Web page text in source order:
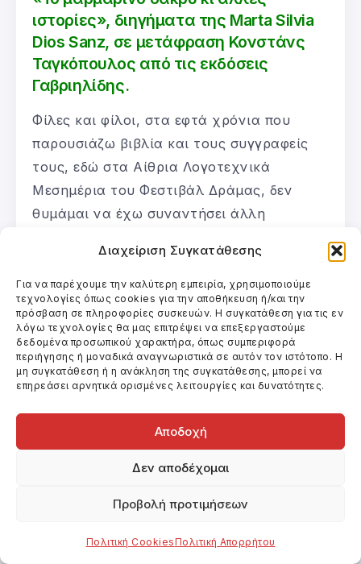
Διαχείριση Συγκατάθεσης
Για να παρέχουμε την καλύτερη εμπειρία, χρησιμοποιούμε
τεχνολογίες όπως cookies για την αποθήκευση ή/και την
πρόσβαση σε πληροφορίες συσκευών. Η συγκατάθεση για τις εν
λόγω τεχνολογίες θα μας επιτρέψει να επεξεργαστούμε
δεδομένα προσωπικού χαρακτήρα, όπως συμπεριφορά
περιήγησης ή μοναδικά αναγνωριστικά σε αυτόν τον ιστότοπο. Η
μη συγκατάθεση ή η ανάκληση της συγκατάθεσης, μπορεί να
επηρεάσει αρνητικά ορισμένες λειτουργίες και δυνατότητες.
Αποδοχή
Δεν αποδέχομαι
Προβολή προτιμήσεων
Πολιτική CookiesΠολιτική Απορρήτου
ιστορίες», διηγήματα της Marta Silvia
Dios Sanz, σε μετάφραση Κονστάνς
Ταγκόπουλος από τις εκδόσεις
Γαβριηλίδης.
Φίλες και φίλοι, στα εφτά χρόνια που
παρουσιάζω βιβλία και τους συγγραφείς
τους, εδώ στα Αίθρια Λογοτεχνικά
Μεσημέρια του Φεστιβάλ Δράμας, δεν
θυμάμαι να έχω συναντήσει άλλη
Μάρτα Σίλβια Ντίος Σανζ, που κάθεται
δίπλα μου.
Η κυρία Σανζ είναι από την Αργεντινή,
γεννημένη στο Μπουένος Άιρες, αλλά
μετέχει της ελληνικής παιδείας εδώ και
πολλά χρόνια -από αυτή την άποψη είναι,
πλέον έγκυρα και ισχυρά διαπιστευτήρια:
τον έρωτά της για το ελληνικό πνεύμα,
κατακτήσει, τον κόπο που κατέβαλε για να
το οικειοποιηθεί.